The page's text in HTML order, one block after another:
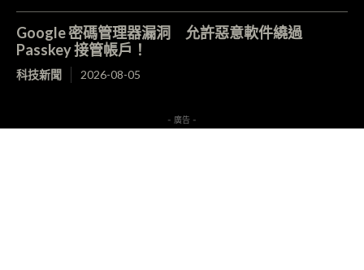
Google 密碼管理器漏洞 允許惡意軟件繞過
Passkey 接管帳戶！
科技新聞 2026-08-05
- 廣告 -